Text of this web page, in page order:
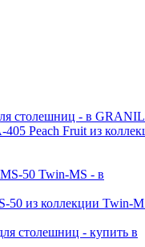
Peach Fruit из
50 из коллекции Twin-